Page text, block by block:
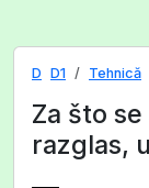
D D1 Tehnică
Za što
razglas,